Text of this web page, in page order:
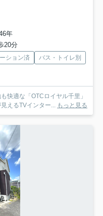
年
20分
ション済
バス・トイレ別
快適な「OTCロイヤル千里」
えるTVインター... もっと見る